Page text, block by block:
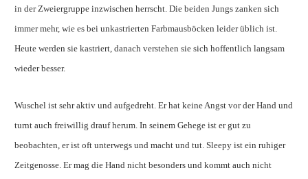
in der Zweiergruppe inzwischen herrscht. Die beiden Jungs zanken sich
immer mehr, wie es bei unkastrierten Farbmausböcken leider üblich ist.
Heute werden sie kastriert, danach verstehen sie sich hoffentlich langsam
wieder besser.
Wuschel ist sehr aktiv und aufgedreht. Er hat keine Angst vor der Hand und
turnt auch freiwillig drauf herum. In seinem Gehege ist er gut zu
beobachten, er ist oft unterwegs und macht und tut. Sleepy ist ein ruhiger
Zeitgenosse. Er mag die Hand nicht besonders und kommt auch nicht